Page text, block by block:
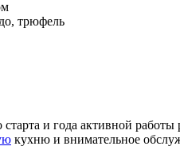
и года активной
кухню и внимательное